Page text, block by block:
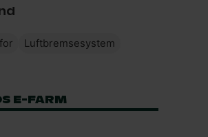
Luftbremsesystem
E-FARM